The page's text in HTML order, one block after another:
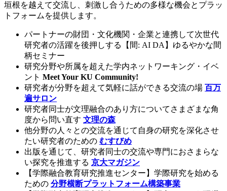
垣根を越えて交流し、刺激し合うための多様な機会とプラッ
トフォームを提供します。
パートナーの財団・文化機関・企業と連携して次世代
研究者の活躍を後押しする【間: AI DA】ゆるやかな間
柄セミナー
研究分野や所属を超えた学内ネットワーキング・イベ
ント Meet Your KU Community!
研究者が分野を超えて気軽に話ができる交流の場 百万
遍サロン
研究者同士が文理融合のあり方についてさまざまな角
度から問い直す 文理の森
他分野の人々との交流を通じて自身の研究を深化させ
たい研究者のための むすびめ
出版を通じて、研究者同士の交流や専門におさまらな
い探究を推進する 京大マガジン
【学際融合教育研究推進センター】学際研究を始める
ための 分野横断プラットフォーム構築事業